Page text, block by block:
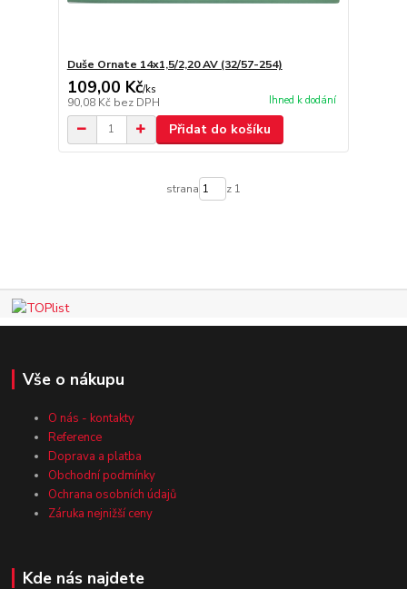
Duše Ornate 14x1,5/2,20 AV (32/57-254)
109,00 Kč/ks
90,08 Kč bez DPH Ihned k dodání
Přidat do košíku
strana z 1
Vše o nákupu
O nás - kontakty
Reference
Doprava a platba
Obchodní podmínky
Ochrana osobních údajů
Záruka nejnižší ceny
Kde nás najdete